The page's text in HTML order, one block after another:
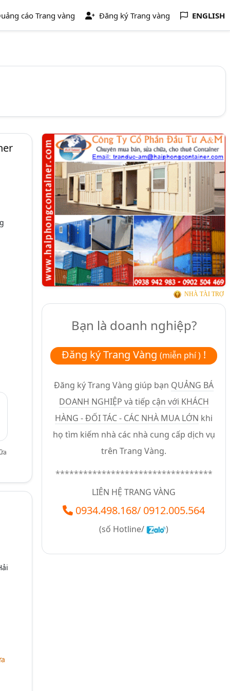
cáo Trang vàng Đăng ký Trang vàng ENGLISH
NHÀ TÀI TRỢ
Bạn là doanh nghiệp?
Đăng ký Trang Vàng(miễn phí ) !
Đăng ký Trang Vàng giúp bạn QUẢNG BÁ
DOANH NGHIỆP và tiếp cận với KHÁCH
HÀNG - ĐỐI TÁC - CÁC NHÀ MUA LỚN khi
họ tìm kiếm nhà các nhà cung cấp dịch vụ
trên Trang Vàng.
**********************************
LIÊN HỆ TRANG VÀNG
0934.498.168/ 0912.005.564
(số Hotline/ )